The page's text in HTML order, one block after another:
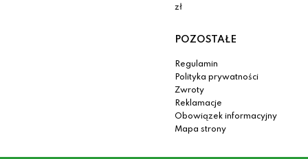
zł
POZOSTAŁE
Regulamin
Polityka prywatności
Zwroty
Reklamacje
Obowiązek informacyjny
Mapa strony